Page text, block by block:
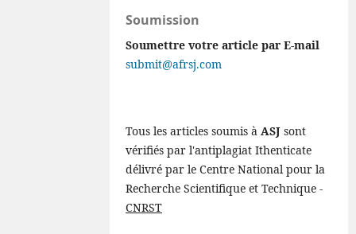
Soumission
Soumettre votre article par E-mail
submit@afrsj.com
Tous les articles soumis àASJ sont
vérifiés par l'antiplagiat Ithenticate
délivré par le Centre National pour la
Recherche Scientifique et Technique -
CNRST